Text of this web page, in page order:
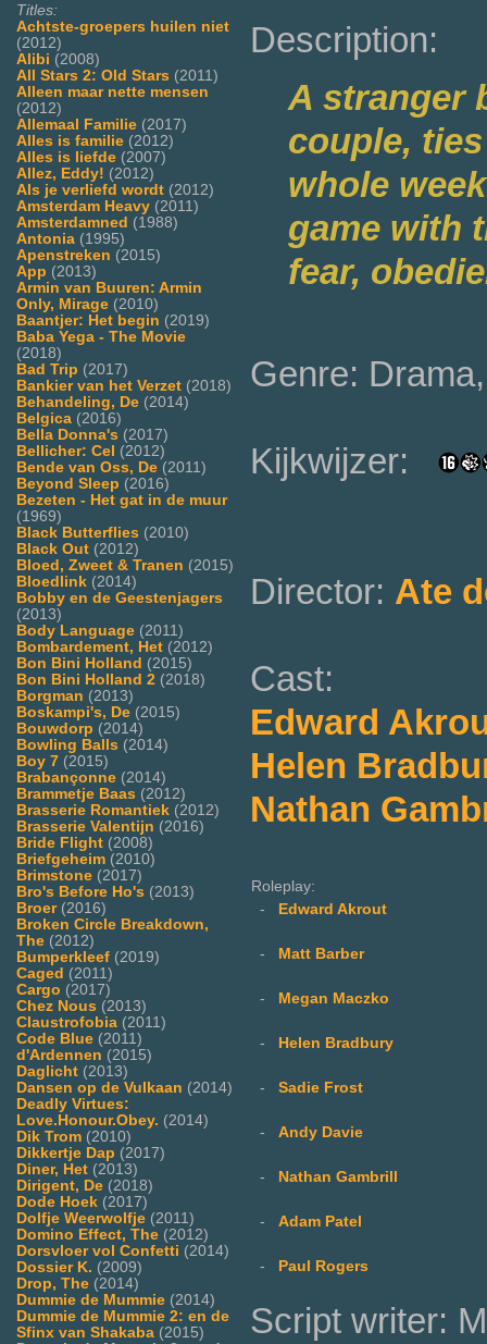
Titles:
Achtste-groepers huilen niet
(2012)
Alibi (2008)
All Stars 2: Old Stars (2011)
Alleen maar nette mensen
(2012)
Allemaal Familie (2017)
Alles is familie (2012)
Alles is liefde (2007)
Allez, Eddy! (2012)
Als je verliefd wordt (2012)
Amsterdam Heavy (2011)
Amsterdamned (1988)
Antonia (1995)
Apenstreken (2015)
App (2013)
Armin van Buuren: Armin
Only, Mirage (2010)
Baantjer: Het begin (2019)
Baba Yega - The Movie
(2018)
Bad Trip (2017)
Bankier van het Verzet (2018)
Behandeling, De (2014)
Belgica (2016)
Bella Donna's (2017)
Bellicher: Cel (2012)
Bende van Oss, De (2011)
Beyond Sleep (2016)
Bezeten - Het gat in de muur
(1969)
Black Butterflies (2010)
Black Out (2012)
Bloed, Zweet & Tranen (2015)
Bloedlink (2014)
Bobby en de Geestenjagers
(2013)
Body Language (2011)
Bombardement, Het (2012)
Bon Bini Holland (2015)
Bon Bini Holland 2 (2018)
Borgman (2013)
Boskampi's, De (2015)
Bouwdorp (2014)
Bowling Balls (2014)
Boy 7 (2015)
Brabançonne (2014)
Brammetje Baas (2012)
Brasserie Romantiek (2012)
Brasserie Valentijn (2016)
Bride Flight (2008)
Briefgeheim (2010)
Brimstone (2017)
Bro's Before Ho's (2013)
Broer(2016)
Broken Circle Breakdown,
The (2012)
Bumperkleef (2019)
Caged (2011)
Cargo (2017)
Chez Nous (2013)
Claustrofobia (2011)
Code Blue (2011)
d'Ardennen (2015)
Daglicht (2013)
Dansen op de Vulkaan (2014)
Deadly Virtues:
Love.Honour.Obey. (2014)
Dik Trom (2010)
Dikkertje Dap (2017)
Diner, Het (2013)
Dirigent, De (2018)
Dode Hoek (2017)
Dolfje Weerwolfje (2011)
Domino Effect, The (2012)
Dorsvloer vol Confetti (2014)
Dossier K. (2009)
Drop, The (2014)
Dummie de Mummie (2014)
Dummie de Mummie 2: en de
Sfinx van Shakaba (2015)
Description:
A stranger
couple,
whole
game with
fear,
Genre:
Kijkwijzer:
Director: Ate
Cast:
Edward
Helen
Nathan
Roleplay:
-
Edward Akrout
- Matt Barber
- Megan Maczko
- Helen Bradbury
- Sadie Frost
- Andy Davie
- Nathan Gambrill
- Adam Patel
- Paul Rogers
Script writer: